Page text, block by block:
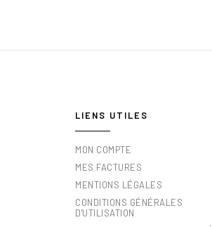
LIENS UTILES
MON COMPTE
MES FACTURES
MENTIONS LÉGALES
CONDITIONS GÉNÉRALES
D'UTILISATION